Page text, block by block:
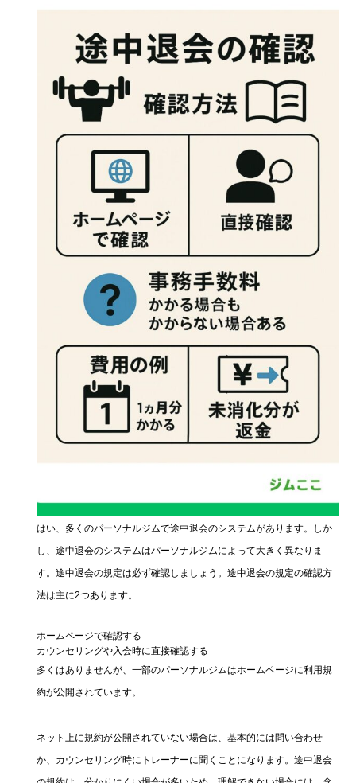
はい、多くのパーソナルジムで途中退会のシステムがあります。しか
し、途中退会のシステムはパーソナルジムによって大きく異なりま
す。途中退会の規定は必ず確認しましょう。途中退会の規定の確認方
法は主に2つあります。
ホームページで確認する
カウンセリングや入会時に直接確認する
多くはありませんが、一部のパーソナルジムはホームページに利用規
約が公開されています。
ネット上に規約が公開されていない場合は、基本的には問い合わせ
か、カウンセリング時にトレーナーに聞くことになります。途中退会